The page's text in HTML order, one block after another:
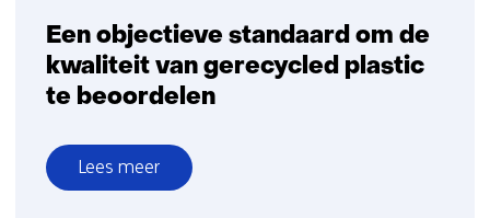
Een objectieve standaard om de
kwaliteit van gerecycled plastic
te beoordelen
Lees meer
over